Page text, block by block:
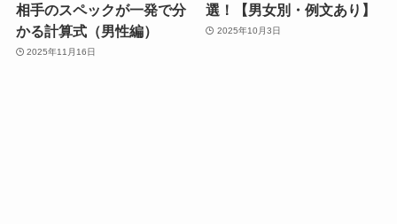
相手のスペックが一発で分
かる計算式（男性編）
2025年11月16日
選！【男女別・例文あり】
2025年10月3日